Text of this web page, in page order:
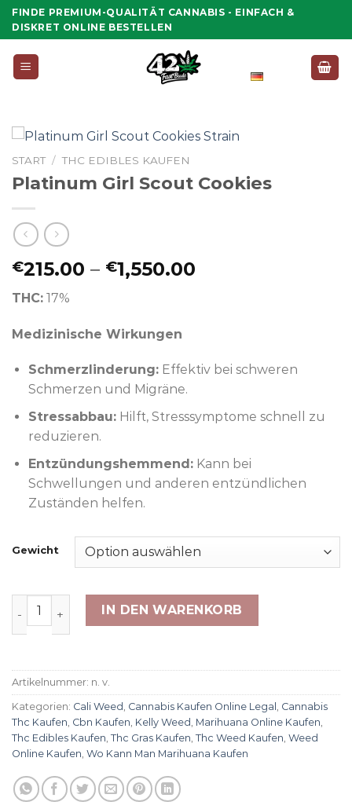
Zum
Inhalt
FINDE PREMIUM-QUALITÄT CANNABIS - EINFACH &
DISKRET ONLINE BESTELLEN
START / THC EDIBLES KAUFEN
Platinum Girl Scout Cookies
€215.00 – €1,550.00
THC: 17%
Medizinische Wirkungen
Schmerzlinderung:Effektiv bei schweren
Schmerzen und Migräne.
Stressabbau:Hilft, Stresssymptome schnell zu
reduzieren.
Entzündungshemmend:Kann bei
Schwellungen und anderen entzündlichen
Zuständen helfen.
Gewicht
Platinum Girl Scout Cookies Menge
IN DEN WARENKORB
Artikelnummer: n. v.
Kategorien: Cali Weed, Cannabis Kaufen Online Legal , Cannabis
Thc Kaufen, Cbn Kaufen, Kelly Weed, Marihuana Online Kaufen​,
Thc Edibles Kaufen, Thc Gras Kaufen, Thc Weed Kaufen, Weed
Online Kaufen, Wo Kann Man Marihuana Kaufen